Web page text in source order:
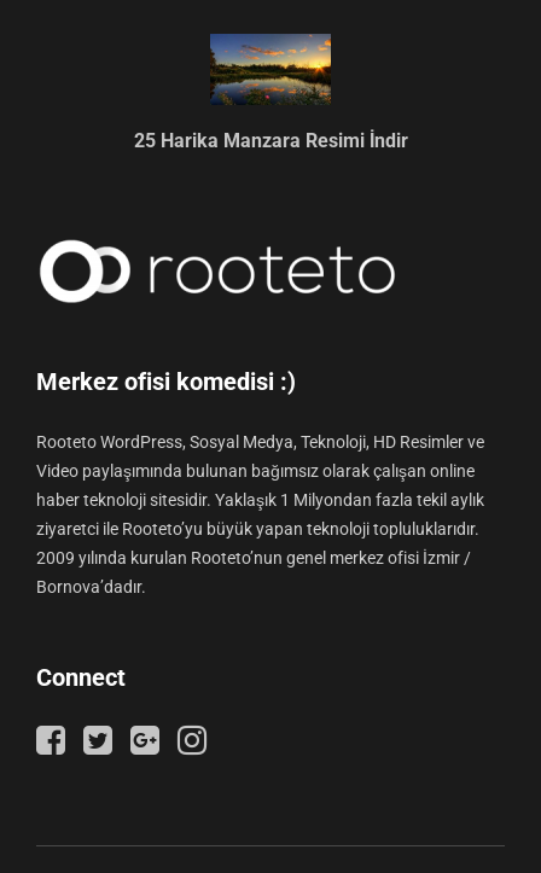
25 Harika Manzara Resimi İndir
Merkez ofisi komedisi :)
Rooteto WordPress, Sosyal Medya, Teknoloji, HD Resimler ve
Video paylaşımında bulunan bağımsız olarak çalışan online
haber teknoloji sitesidir. Yaklaşık 1 Milyondan fazla tekil aylık
ziyaretci ile Rooteto’yu büyük yapan teknoloji topluluklarıdır.
2009 yılında kurulan Rooteto’nun genel merkez ofisi İzmir /
Bornova’dadır.
Connect